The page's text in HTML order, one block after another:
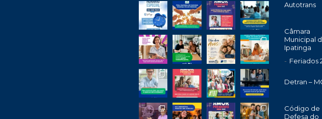
Autotrans
Câmara
Municipal
Ipatinga
Feriados
Detran –
Código de
Defesa do